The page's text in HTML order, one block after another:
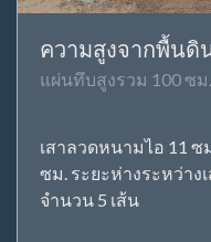
ความสูงจากพื้นดิ
แผ่นทึบสูงรวม 100 ซม.
เสาลวดหนามไอ 11 ซ
ซม. ระยะห่างระหว่าง
จำนวน 5 เส้น